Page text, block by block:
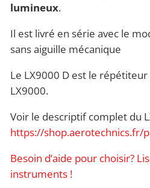
lumineux.
Il est livré en série avec le
sans aiguille mécanique
Le LX9000 D est le
LX9000.
Voir le descriptif complet du
https://shop.aerotechnics.fr/
Besoin d’aide pour choisir?
instruments !